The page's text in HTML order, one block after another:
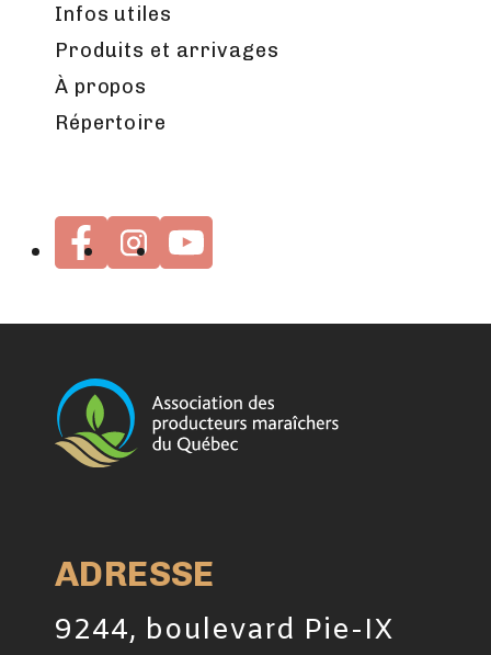
Infos utiles
Produits et arrivages
À propos
Répertoire
ADRESSE
9244, boulevard Pie-IX